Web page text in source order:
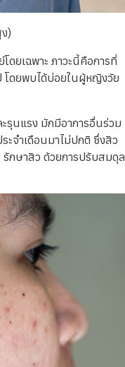
)
ยเฉพาะ ภาวะนี้คือการที่
โดยพบได้บ่อยในผู้หญิงวัย
รุนแรง มักมีอาการอื่นร่วม
จำเดือนมาไม่ปกติ ซึ่งสิว
รักษาสิว ด้วยการปรับสมดุล